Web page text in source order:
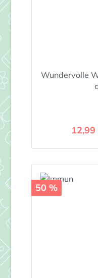
Wundervolle
50 %